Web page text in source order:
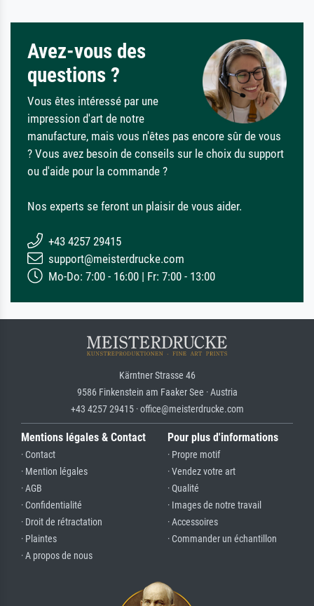
Avez-vous des
questions ?
Vous êtes intéressé par une
impression d'art de notre
manufacture, mais vous n'êtes pas encore sûr de vous
? Vous avez besoin de conseils sur le choix du support
ou d'aide pour la commande ?
Nos experts se feront un plaisir de vous aider.
+43 4257 29415
support@meisterdrucke.com
Mo-Do: 7:00 - 16:00 | Fr: 7:00 - 13:00
Kärntner Strasse 46
9586 Finkenstein am Faaker See · Austria
+43 4257 29415 · office@meisterdrucke.com
Mentions légales & Contact
· Contact
· Mention légales
· AGB
· Confidentialité
· Droit de rétractation
· Plaintes
· A propos de nous
Pour plus d'informations
· Propre motif
· Vendez votre art
· Qualité
· Images de notre travail
· Accessoires
· Commander un échantillon